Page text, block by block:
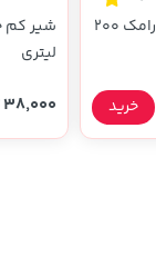
شیر پر چرب استریل رامک 200
خرید
لیتری
38,000 تومان